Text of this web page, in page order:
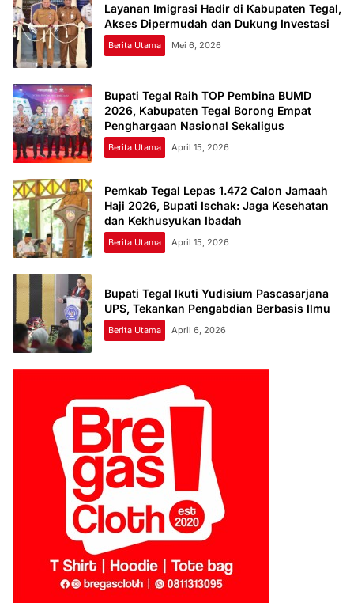
Layanan Imigrasi Hadir di Kabupaten Tegal,
Akses Dipermudah dan Dukung Investasi
Berita Utama Mei 6, 2026
Bupati Tegal Raih TOP Pembina BUMD
2026, Kabupaten Tegal Borong Empat
Penghargaan Nasional Sekaligus
Berita Utama April 15, 2026
Pemkab Tegal Lepas 1.472 Calon Jamaah
Haji 2026, Bupati Ischak: Jaga Kesehatan
dan Kekhusyukan Ibadah
Berita Utama April 15, 2026
Bupati Tegal Ikuti Yudisium Pascasarjana
UPS, Tekankan Pengabdian Berbasis Ilmu
Berita Utama April 6, 2026